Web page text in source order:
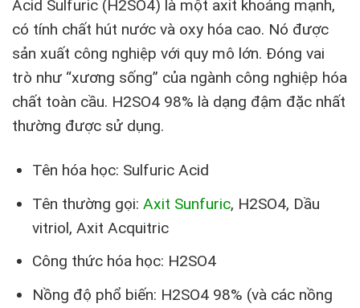
Acid Sulfuric (H2SO4) là một axit khoáng mạnh,
có tính chất hút nước và oxy hóa cao. Nó được
sản xuất công nghiệp với quy mô lớn. Đóng vai
trò như “xương sống” của ngành công nghiệp hóa
chất toàn cầu. H2SO4 98% là dạng đậm đặc nhất
thường được sử dụng.
Tên hóa học: Sulfuric Acid
Tên thường gọi: Axit Sunfuric, H2SO4, Dầu
vitriol, Axit Acquitric
Công thức hóa học: H2SO4
Nồng độ phổ biến: H2SO4 98% (và các nồng